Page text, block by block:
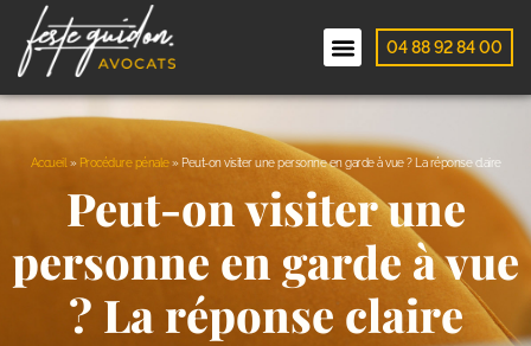
04 88 92 84 00
Accueil » Procédure pénale» Peut-on visiter une personne en garde à vue ? La réponse claire
Peut-on visiter une
personne en garde à vue
? La réponse claire